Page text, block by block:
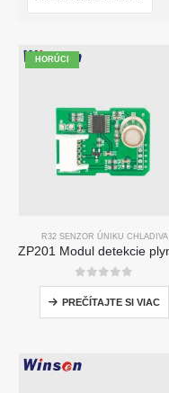
HORÚCI
R32 SENZOR ÚNIKU CHLADIVA
0z 5
PREČÍTAJTE SI VIAC